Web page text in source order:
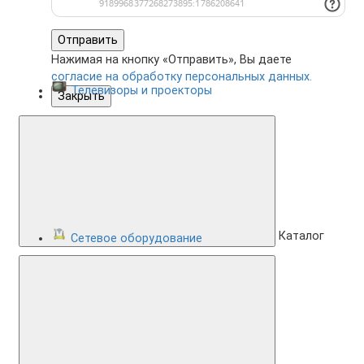
Отправить
Нажимая на кнопку «Отправить», Вы даете
согласие на обработку персональных данных.
Закрыть
Каталог
Телевизоры и проекторы
Сетевое оборудование